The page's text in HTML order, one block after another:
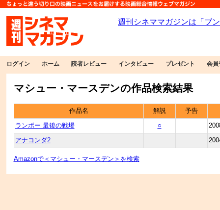
ログイン ホーム 読者レビュー インタビュー プレゼント 会員
マシュー・マースデンの作品検索結果
作品名 解説 予告
ランボー 最後の戦場 ○
アナコンダ2
Amazonで＜マシュー・マースデン＞を検索